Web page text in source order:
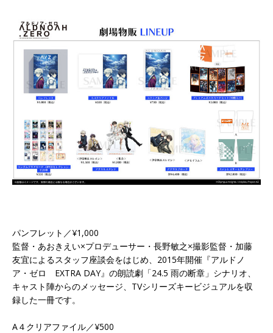
パンフレット／¥1,000
監督・あおきえい×プロデューサー・長野敏之×撮影監督・加藤
友宜によるスタッフ座談会をはじめ、2015年開催『アルドノ
ア・ゼロ EXTRA DAY』の朗読劇「24.5 雨の断章」シナリオ、
キャスト陣からのメッセージ、TVシリーズキービジュアルを収
録した一冊です。
A４クリアファイル／¥500